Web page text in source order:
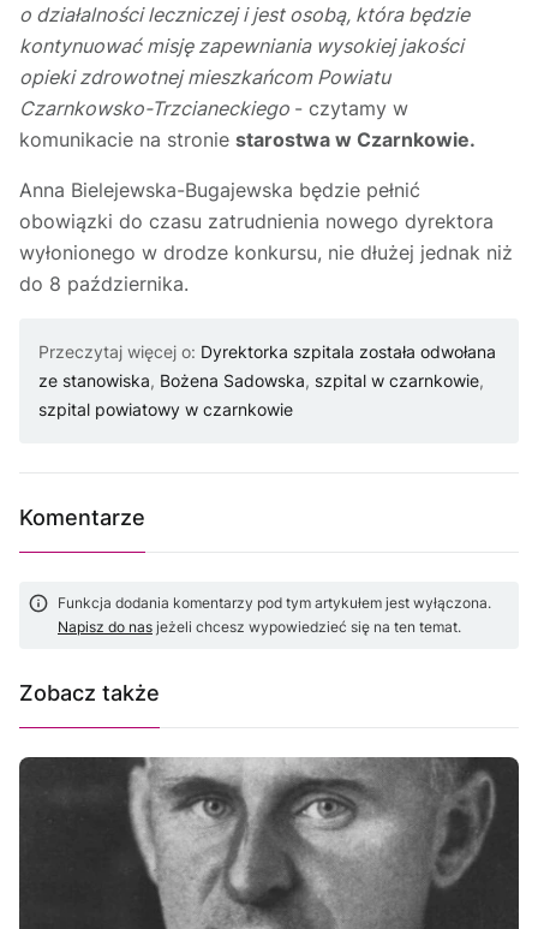
o działalności leczniczej i jest osobą, która będzie
kontynuować misję zapewniania wysokiej jakości
opieki zdrowotnej mieszkańcom Powiatu
Czarnkowsko-Trzcianeckiego - czytamy w
komunikacie na stronie starostwa w Czarnkowie.
Anna Bielejewska-Bugajewska będzie pełnić
obowiązki do czasu zatrudnienia nowego dyrektora
wyłonionego w drodze konkursu, nie dłużej jednak niż
do 8 października.
Przeczytaj więcej o: Dyrektorka szpitala została odwołana
ze stanowiska, Bożena Sadowska, szpital w czarnkowie,
szpital powiatowy w czarnkowie
Komentarze
Funkcja dodania komentarzy pod tym artykułem jest wyłączona.
Napisz do nas jeżeli chcesz wypowiedzieć się na ten temat.
Zobacz także